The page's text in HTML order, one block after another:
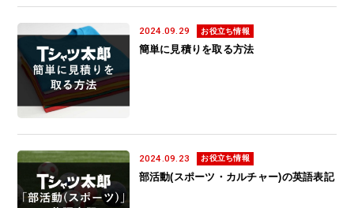
2024.09.29 お役立ち情報
簡単に見積りを取る方法
2024.09.23 お役立ち情報
部活動(スポーツ・カルチャー)の英語表記